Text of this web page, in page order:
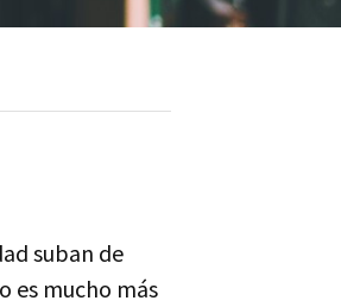
suban de
es mucho más